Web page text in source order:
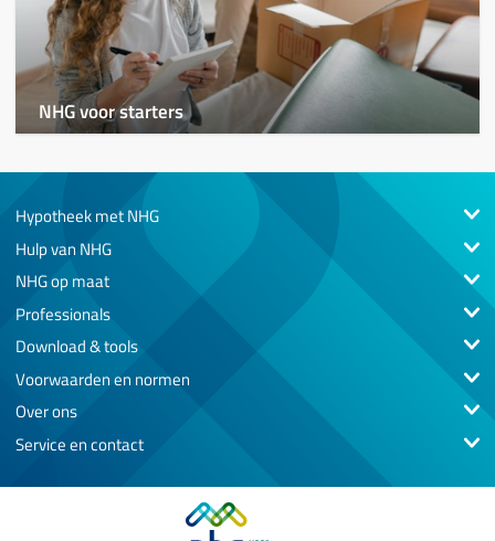
NHG voor starters
Hypotheek met NHG
Hulp van NHG
NHG op maat
Professionals
Download & tools
Voorwaarden en normen
Over ons
Service en contact